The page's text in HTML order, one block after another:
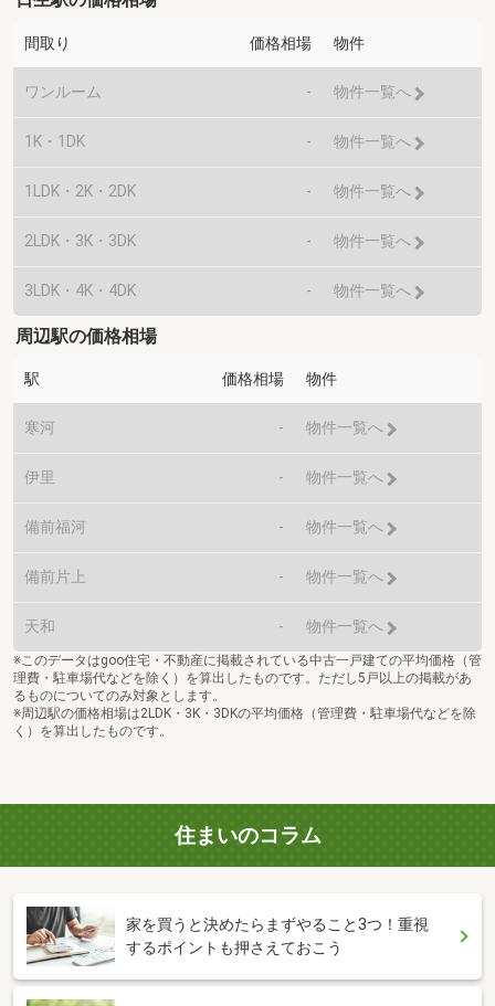
間取り 価格相場 物件
ワンルーム - 物件一覧へ
1K・1DK - 物件一覧へ
1LDK・2K・2DK - 物件一覧へ
2LDK・3K・3DK - 物件一覧へ
3LDK・4K・4DK - 物件一覧へ
周辺駅の価格相場
駅 価格相場 物件
寒河 - 物件一覧へ
伊里 - 物件一覧へ
備前福河 - 物件一覧へ
備前片上 - 物件一覧へ
天和 - 物件一覧へ
※このデータはgoo住宅・不動産に掲載されている中古一戸建ての平均価格（管
理費・駐車場代などを除く）を算出したものです。ただし5戸以上の掲載があ
るものについてのみ対象とします。
※周辺駅の価格相場は2LDK・3K・3DKの平均価格（管理費・駐車場代などを除
く）を算出したものです。
住まいのコラム
家を買うと決めたらまずやること3つ！重視
するポイントも押さえておこう